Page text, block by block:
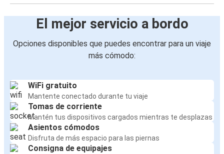
El mejor servicio a bordo
Opciones disponibles que puedes encontrar para un viaje
más cómodo:
WiFi gratuito
Mantente conectado durante tu viaje
Tomas de corriente
Mantén tus dispositivos cargados mientras te desplazas
Asientos cómodos
Disfruta de más espacio para las piernas
Consigna de equipajes